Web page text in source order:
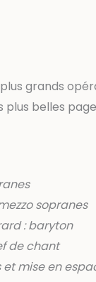
grands
plus belles
sopranes
: baryton
de chant
et mise en